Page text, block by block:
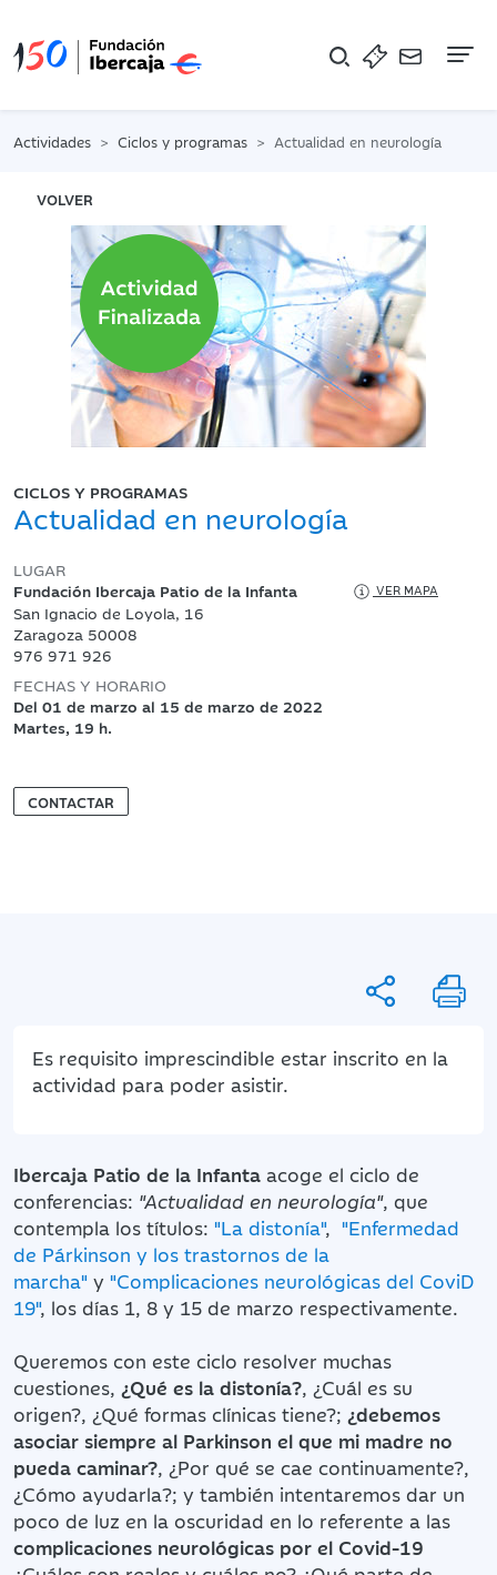
Actividades Ciclos y programas Actualidad en neurología
VOLVER
CICLOS Y PROGRAMAS
Actualidad en neurología
LUGAR
Fundación Ibercaja Patio de la Infanta
VER MAPA
San Ignacio de Loyola, 16
Zaragoza 50008
976 971 926
FECHAS Y HORARIO
Del 01 de marzo al 15 de marzo de 2022
Martes, 19 h.
CONTACTAR
Es requisito imprescindible estar inscrito en la
actividad para poder asistir.
Ibercaja Patio de la Infanta acoge el ciclo de
conferencias: "Actualidad en neurología", que
contempla los títulos: "La distonía", "Enfermedad
de Párkinson y los trastornos de la
marcha" y "Complicaciones neurológicas del CoviD
19", los días 1, 8 y 15 de marzo respectivamente.
Queremos con este ciclo resolver muchas
cuestiones, ¿Qué es la distonía?, ¿Cuál es su
origen?, ¿Qué formas clínicas tiene?; ¿debemos
asociar siempre al Parkinson el que mi madre no
pueda caminar?, ¿Por qué se cae continuamente?,
¿Cómo ayudarla?; y también intentaremos dar un
poco de luz en la oscuridad en lo referente a las
complicaciones neurológicas por el Covid-19